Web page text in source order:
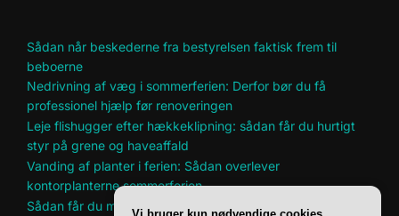
Sådan når beskederne fra bestyrelsen faktisk frem til
beboerne
Nedrivning af væg i sommerferien: Derfor bør du få
professionel hjælp før renoveringen
Leje flishugger efter hækkeklipning: sådan får du hurtigt
styr på grene og haveaffald
Vanding af planter i ferien: Sådan overlever
kontorplanterne sommerferien
Sådan får du mere plads til hobbyer i et lille hjem